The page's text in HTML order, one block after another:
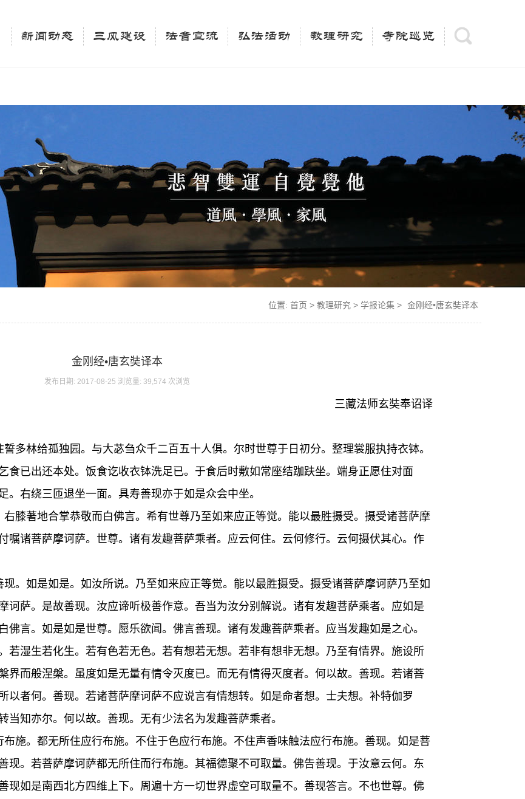
false); $description = tag_description(); } $keywords = trim(strip_tags($keywords)); $description =
新闻动态 三风建设 法音宣流 弘法活动 教理研究 寺院巡览
位置: 首页 > 教理研究 > 学报论集 > 金刚经•唐玄奘译本
金刚经•唐玄奘译本
发布日期: 2017-08-25 浏览量: 39,574 次浏览
三藏法师玄奘奉诏译
多林给孤独园。与大苾刍众千二百五十人俱。尔时世尊于日初分。整理裳服执持衣钵。
食已出还本处。饭食讫收衣钵洗足已。于食后时敷如常座结跏趺坐。端身正愿住对面
右绕三匝退坐一面。具寿善现亦于如是众会中坐。
膝著地合掌恭敬而白佛言。希有世尊乃至如来应正等觉。能以最胜摄受。摄受诸菩萨摩
嘱诸菩萨摩诃萨。世尊。诸有发趣菩萨乘者。应云何住。云何修行。云何摄伏其心。作
。如是如是。如汝所说。乃至如来应正等觉。能以最胜摄受。摄受诸菩萨摩诃萨乃至如
诃萨。是故善现。汝应谛听极善作意。吾当为汝分别解说。诸有发趣菩萨乘者。应如是
佛言。如是如是世尊。愿乐欲闻。佛言善现。诸有发趣菩萨乘者。应当发趣如是之心。
若湿生若化生。若有色若无色。若有想若无想。若非有想非无想。乃至有情界。施设所
界而般涅槃。虽度如是无量有情令灭度已。而无有情得灭度者。何以故。善现。若诸菩
以者何。善现。若诸菩萨摩诃萨不应说言有情想转。如是命者想。士夫想。补特伽罗
知亦尔。何以故。善现。无有少法名为发趣菩萨乘者。
施。都无所住应行布施。不住于色应行布施。不住声香味触法应行布施。善现。如是菩
现。若菩萨摩诃萨都无所住而行布施。其福德聚不可取量。佛告善现。于汝意云何。东
现如是南西北方四维上下。周遍十方一切世界虚空可取量不。善现答言。不也世尊。佛